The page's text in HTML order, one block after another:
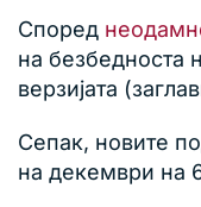
Според
на безбедноста
верзијата
Сепак, новите
на декември на